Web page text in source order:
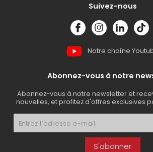
Suivez-nous
Notre chaîne
Abonnez-vous à notre
Abonnez-vous à notre newsletter et
nouvelles, et profitez d'offres exclusives
S'abonner